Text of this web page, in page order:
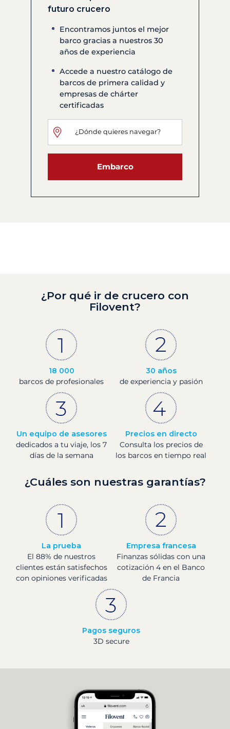
futuro crucero
Encontramos juntos el mejor
barco gracias a nuestros 30
años de experiencia
Accede a nuestro catálogo de
barcos de primera calidad y
empresas de chárter
certificadas
Embarco
¿Por qué ir de crucero con
Filovent?
18 000
barcos de profesionales
30 años
de experiencia y pasión
Un equipo de asesores
dedicados a tu viaje, los 7
días de la semana
Precios en directo
Consulta los precios de
los barcos en tiempo real
¿Cuáles son nuestras garantías?
La prueba
El 88% de nuestros
clientes están satisfechos
con opiniones verificadas
Empresa francesa
Finanzas sólidas con una
cotización 4 en el Banco
de Francia
Pagos seguros
3D secure